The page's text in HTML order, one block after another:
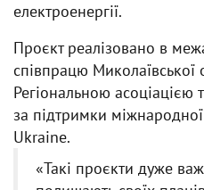
електроенергії.
Проєкт реалізовано в
співпрацю Миколаївської
Регіональною асоціацією
за підтримки міжнародної
Ukraine.
«Такі проєкти дуже